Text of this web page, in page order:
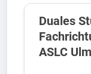
Duales
ASLC Ulm